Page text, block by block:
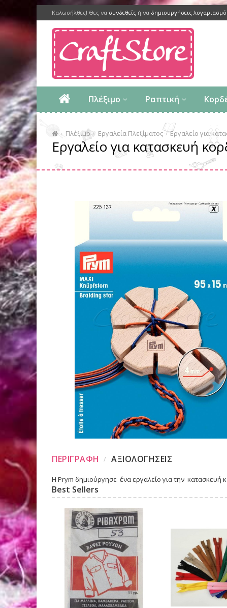
Καλωσήλθες! Θες να συνδεθείς ή να δημιουργήσεις λογαριασμό
Πλέξιμο Ραπτική
Πλέξιμο Εργαλεία Πλεξίματος Εργαλείο για
Εργαλείο για κατασκευή
ΠΕΡΙΓΡΑΦΗ ΑΞΙΟΛΟΓΗΣΕΙΣ
Η Prym δημιούργησε ένα εργαλείο για την κατασκευή
Best Sellers